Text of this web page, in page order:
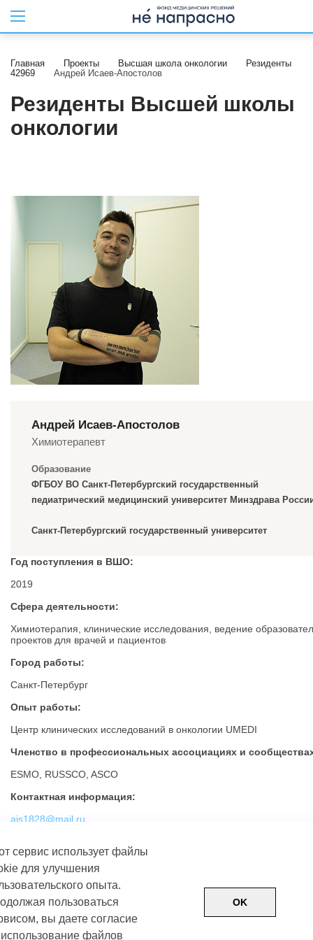
Главная Проекты Высшая школа онкологии
Резиденты
42969
Андрей Исаев-Апостолов
Резиденты Высшей школы
онкологии
Андрей Исаев-Апостолов
Химиотерапевт
Образование
ФГБОУ ВО Санкт-Петербургский государственный
педиатрический медицинский университет Минздрава
Санкт-Петербургский государственный университет
Год поступления в ВШО:
2019
Сфера деятельности:
Химиотерапия, клинические исследования, ведение
проектов для врачей и пациентов
Город работы:
Санкт-Петербург
Опыт работы:
Центр клинических исследований в онкологии UMEDI
Членство в профессиональных ассоциациях и
ESMO, RUSSCO, ASCO
Контактная информация:
ais1828@mail.ru
сервис использует файлы
для улучшения
опыта.
пользоваться
вы даете согласие
файлов
OK